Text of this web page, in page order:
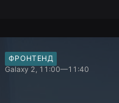
ФРОНТЕНД
Galaxy 2, 11:00—11:40